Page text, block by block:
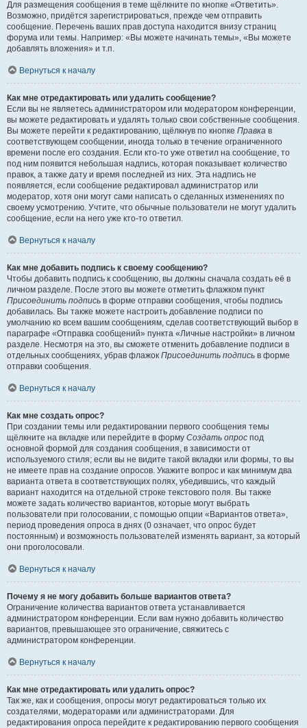
Для размещения сообщения в теме щёлкните по кнопке «Ответить».
Возможно, придётся зарегистрироваться, прежде чем отправить
сообщение. Перечень ваших прав доступа находится внизу страниц
форума или темы. Например: «Вы можете начинать темы», «Вы можете
добавлять вложения» и т.п.
Вернуться к началу
Как мне отредактировать или удалить сообщение?
Если вы не являетесь администратором или модератором конференции,
вы можете редактировать и удалять только свои собственные сообщения.
Вы можете перейти к редактированию, щёлкнув по кнопке Правка в
соответствующем сообщении, иногда только в течение ограниченного
времени после его создания. Если кто-то уже ответил на сообщение, то
под ним появится небольшая надпись, которая показывает количество
правок, а также дату и время последней из них. Эта надпись не
появляется, если сообщение редактировал администратор или
модератор, хотя они могут сами написать о сделанных изменениях по
своему усмотрению. Учтите, что обычные пользователи не могут удалить
сообщение, если на него уже кто-то ответил.
Вернуться к началу
Как мне добавить подпись к своему сообщению?
Чтобы добавить подпись к сообщению, вы должны сначала создать её в
личном разделе. После этого вы можете отметить флажком пункт
Присоединить подпись в форме отправки сообщения, чтобы подпись
добавилась. Вы также можете настроить добавление подписи по
умолчанию ко всем вашим сообщениям, сделав соответствующий выбор в
параграфе «Отправка сообщений» пункта «Личные настройки» в личном
разделе. Несмотря на это, вы сможете отменить добавление подписи в
отдельных сообщениях, убрав флажок Присоединить подпись в форме
отправки сообщения.
Вернуться к началу
Как мне создать опрос?
При создании темы или редактировании первого сообщения темы
щёлкните на вкладке или перейдите в форму Создать опрос под
основной формой для создания сообщения, в зависимости от
используемого стиля; если вы не видите такой вкладки или формы, то вы
не имеете прав на создание опросов. Укажите вопрос и как минимум два
варианта ответа в соответствующих полях, убедившись, что каждый
вариант находится на отдельной строке текстового поля. Вы также
можете задать количество вариантов, которые могут выбрать
пользователи при голосовании, с помощью опции «Вариантов ответа»,
период проведения опроса в днях (0 означает, что опрос будет
постоянным) и возможность пользователей изменять вариант, за который
они проголосовали.
Вернуться к началу
Почему я не могу добавить больше вариантов ответа?
Ограничение количества вариантов ответа устанавливается
администратором конференции. Если вам нужно добавить количество
вариантов, превышающее это ограничение, свяжитесь с
администратором конференции.
Вернуться к началу
Как мне отредактировать или удалить опрос?
Так же, как и сообщения, опросы могут редактироваться только их
создателями, модераторами или администраторами. Для
редактирования опроса перейдите к редактированию первого сообщения